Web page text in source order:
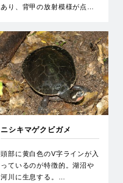
あり、背甲の放射模様が点…
ニシキマゲクビガメ
頭部に黄白色のV字ラインが入
っているのが特徴的。湖沼や
河川に生息する。…